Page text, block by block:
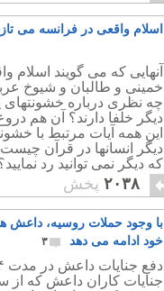
اسلام واقعی در فرانسه می
آنهایی که می گویند اسلام
خمینی و طالبان و شیوخ
چه نظری درباره خشونتهای
دیگر خلفا دارند؟ آن هم
این همه آیات مرتبط با
دیگر انسانها در قرآن چیست
که دیگر نمی توانید رد
اسلامی خوب است که مردم
از سال را روزه می گرفتند
هم شراب نمی خوردند و به
رفتند! مشابه همان اسلام
فیلمفارسی و اسلام محمد
اسلام واقعی البته بسیار
۲۰۳۸ پخش
با وجود حملات روسیه، داعش
خود ادامه می دهد
۳
جنایات کاران داعش که از